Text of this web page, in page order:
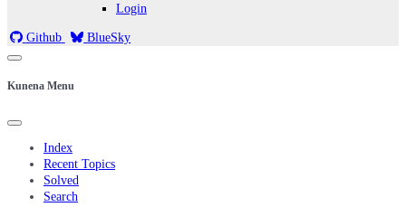
Login
Github BlueSky
Kunena Menu
Index
Recent Topics
Solved
Search